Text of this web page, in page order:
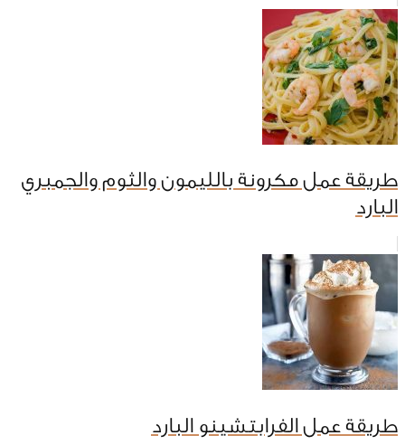
طريقة عمل مكرونة بالليمون والثوم والجمبري
البارد
طريقة عمل الفرابتشينو البارد